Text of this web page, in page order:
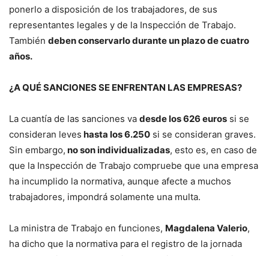
ponerlo a disposición de los trabajadores, de sus
representantes legales y de la Inspección de Trabajo.
También deben conservarlo durante un plazo de cuatro
años.
¿A QUÉ SANCIONES SE ENFRENTAN LAS EMPRESAS?
La cuantía de las sanciones va desde los 626 euros si se
consideran leves hasta los 6.250 si se consideran graves.
Sin embargo, no son individualizadas, esto es, en caso de
que la Inspección de Trabajo compruebe que una empresa
ha incumplido la normativa, aunque afecte a muchos
trabajadores, impondrá solamente una multa.
La ministra de Trabajo en funciones, Magdalena Valerio,
ha dicho que la normativa para el registro de la jornada